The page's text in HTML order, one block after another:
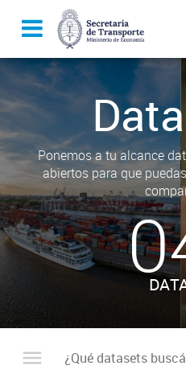
Ponemos a tu alcance
abiertos para que